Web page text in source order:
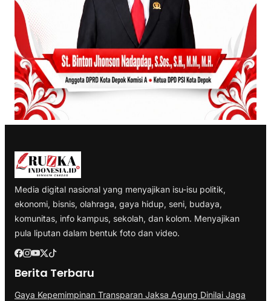
Media digital nasional yang menyajikan isu-isu politik,
ekonomi, bisnis, olahraga, gaya hidup, seni, budaya,
komunitas, info kampus, sekolah, dan kolom. Menyajikan
pula liputan dalam bentuk foto dan video.
Berita Terbaru
Gaya Kepemimpinan Transparan Jaksa Agung Dinilai Jaga